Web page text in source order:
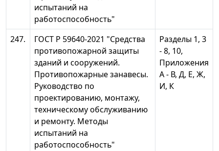
испытаний на
работоспособность"
247.
ГОСТ Р 59640-2021 "Средства
противопожарной защиты
зданий и сооружений.
Противопожарные занавесы.
Руководство по
проектированию, монтажу,
техническому обслуживанию
и ремонту. Методы
испытаний на
работоспособность"
Разделы 1, 3
- 8, 10,
Приложения
А - В, Д, Е, Ж,
И, К